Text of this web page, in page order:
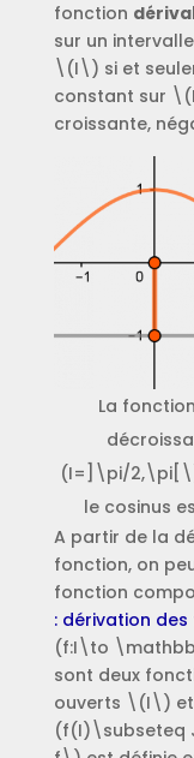
fonction
sur un
\(I\) si et
constant sur
croissante,
La
(I=]\pi/2,\pi[\)
le cosinus
A partir de la
fonction, on
fonction
: dérivation
(f:I\to
sont deux
ouverts \(I\)
(f(I)\subseteq